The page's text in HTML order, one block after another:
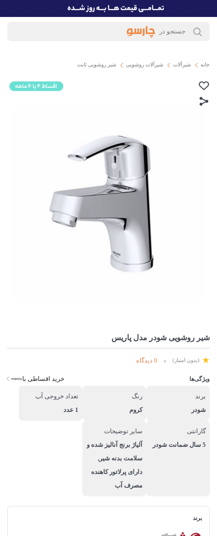
خانه شیرآلات شیرآلات روشویی شیر روشویی ثابت
شیر روشویی شودر مدل پاریس
(بدون امتیاز) 0 دیدگاه
ویژگی‌ها خرید اقساطی با
برند
شودر
رنگ
کروم
تعداد خروجی آب
1 عدد
گارانتی
5 سال ضمانت شودر
سایر توضیحات
آلیاژ برنج آنالیز شده و
سلامت بدنه شیر,
دارای پرلاتور کاهنده
مصرف آب
برند